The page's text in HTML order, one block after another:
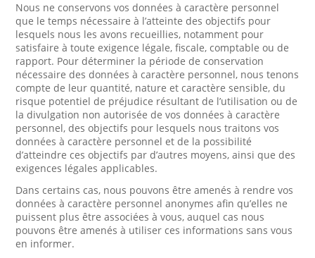
Nous ne conservons vos données à caractère personnel
que le temps nécessaire à l’atteinte des objectifs pour
lesquels nous les avons recueillies, notamment pour
satisfaire à toute exigence légale, fiscale, comptable ou de
rapport. Pour déterminer la période de conservation
nécessaire des données à caractère personnel, nous tenons
compte de leur quantité, nature et caractère sensible, du
risque potentiel de préjudice résultant de l’utilisation ou de
la divulgation non autorisée de vos données à caractère
personnel, des objectifs pour lesquels nous traitons vos
données à caractère personnel et de la possibilité
d’atteindre ces objectifs par d’autres moyens, ainsi que des
exigences légales applicables.
Dans certains cas, nous pouvons être amenés à rendre vos
données à caractère personnel anonymes afin qu’elles ne
puissent plus être associées à vous, auquel cas nous
pouvons être amenés à utiliser ces informations sans vous
en informer.